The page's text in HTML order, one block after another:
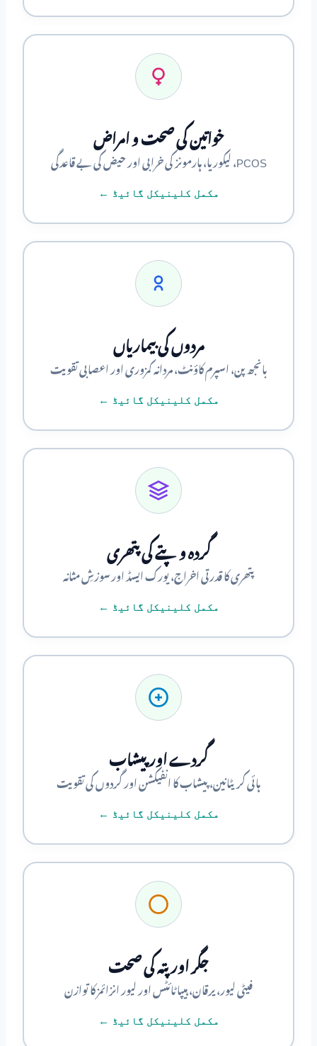
خواتین کی صحت و امراض
PCOS، لیکوریا، ہارمونز کی خرابی اور حیض کی بے قاعدگی
مکمل کلینیکل گائیڈ ←
مردوں کی بیماریاں
بانجھ پن، اسپرم کاؤنٹ، مردانہ کمزوری اور اعصابی تقویت
مکمل کلینیکل گائیڈ ←
گردہ و پتے کی پتھری
پتھری کا قدرتی اخراج، یورک ایسڈ اور سوزشِ مثانہ
مکمل کلینیکل گائیڈ ←
گردے اور پیشاب
ہائی کریٹانین، پیشاب کا انفیکشن اور گردوں کی تقویت
مکمل کلینیکل گائیڈ ←
جگر اور پتہ کی صحت
فیٹی لیور، یرقان، ہیپاٹائٹس اور لیور انزائمز کا توازن
مکمل کلینیکل گائیڈ ←